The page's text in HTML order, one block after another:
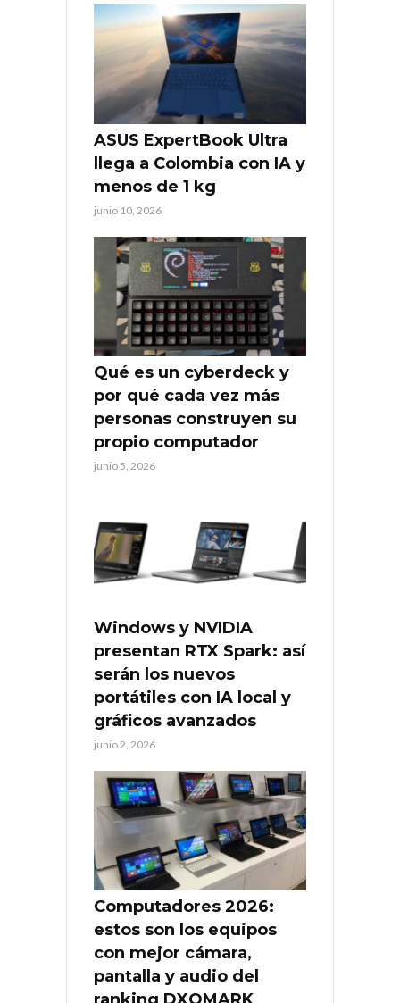
ASUS ExpertBook Ultra
llega a Colombia con IA y
menos de 1 kg
junio 10, 2026
Qué es un cyberdeck y
por qué cada vez más
personas construyen su
propio computador
junio 5, 2026
Windows y NVIDIA
presentan RTX Spark: así
serán los nuevos
portátiles con IA local y
gráficos avanzados
junio 2, 2026
Computadores 2026:
estos son los equipos
con mejor cámara,
pantalla y audio del